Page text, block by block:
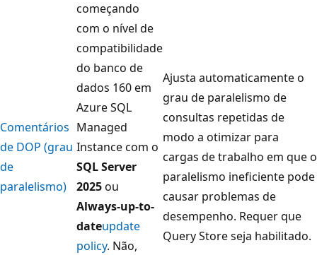
Comentários
de DOP (grau
de
paralelismo)
começando
com o nível de
compatibilidade
do banco de
dados 160 em
Azure SQL
Managed
Instance com o
SQL Server
2025ou
Always-up-to-
dateupdate
policy. Não,
Ajusta automaticamente o
grau de paralelismo de
consultas repetidas de
modo a otimizar para
cargas de trabalho em que o
paralelismo ineficiente pode
causar problemas de
desempenho. Requer que
Query Store seja habilitado.